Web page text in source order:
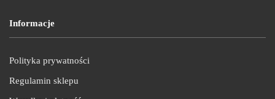
Informacje
Polityka prywatności
Regulamin sklepu